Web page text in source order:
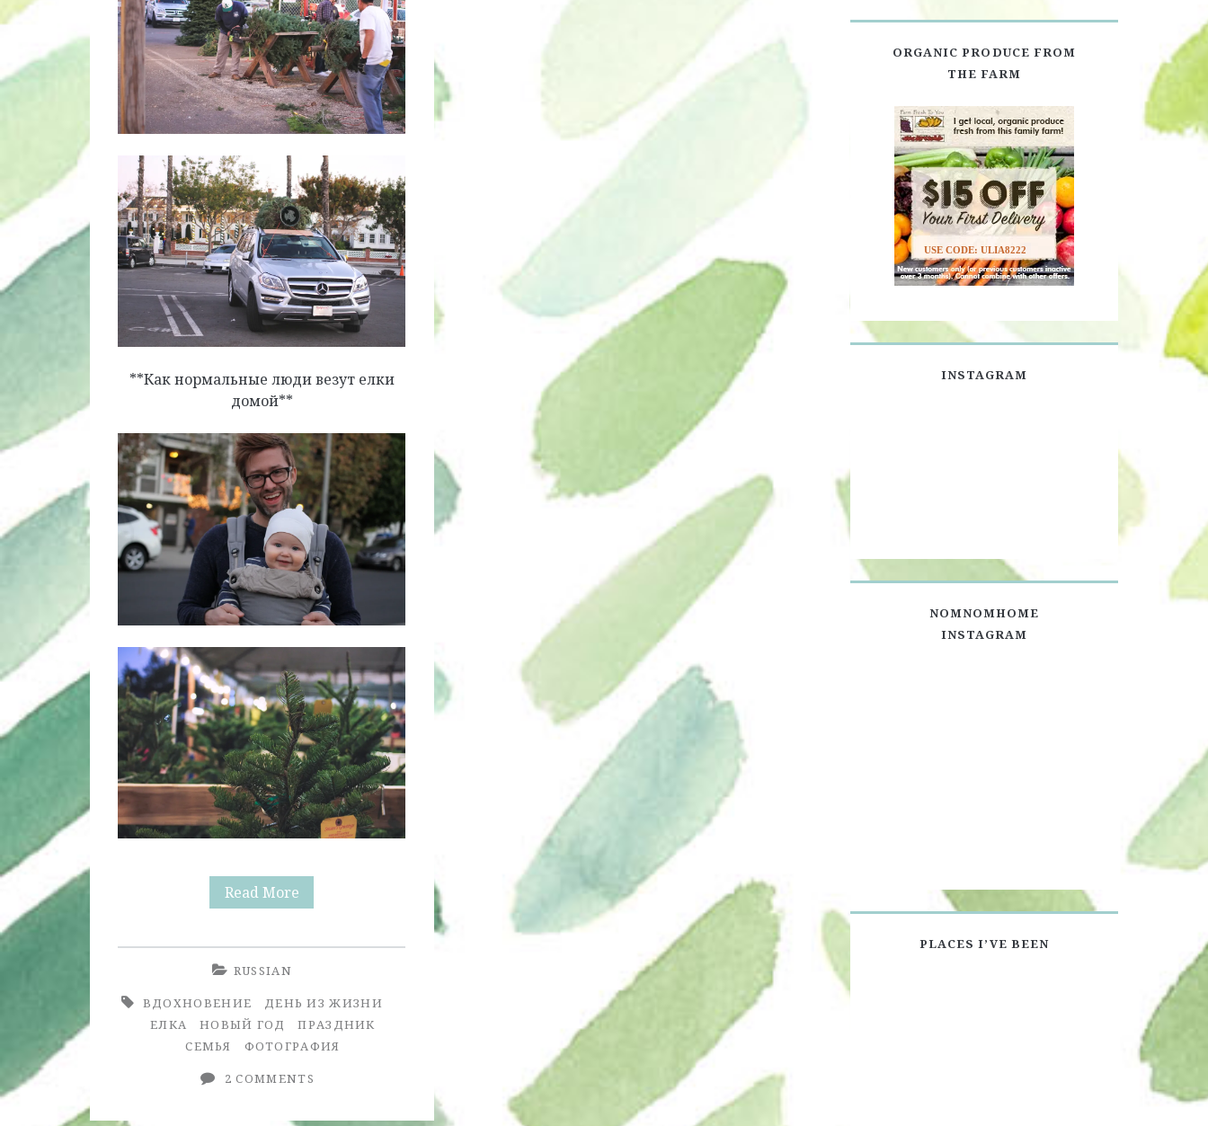
**Как нормальные люди везут елки
домой**
Read MoreЁлка
RUSSIAN
ВДОХНОВЕНИЕ
ДЕНЬ ИЗ ЖИЗНИ
ЕЛКА
НОВЫЙ ГОД
ПРАЗДНИК
СЕМЬЯ
ФОТОГРАФИЯ
2 COMMENTS
ORGANIC PRODUCE FROM
THE FARM
USE CODE: ULIA8222
INSTAGRAM
NOMNOMHOME
INSTAGRAM
PLACES I’VE BEEN